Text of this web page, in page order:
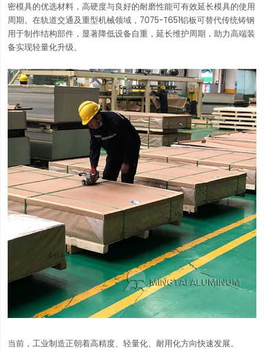
密模具的优选材料，高硬度与良好的耐磨性能可有效延长模具的使用
周期。在轨道交通及重型机械领域，7075-T651铝板可替代传统铸钢
用于制作结构部件，显著降低设备自重，延长维护周期，助力高端装
备实现轻量化升级。
当前，工业制造正朝着高精度、轻量化、耐用化方向快速发展。